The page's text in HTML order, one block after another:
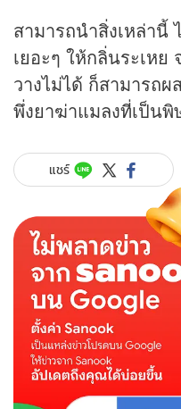
สามารถนำสิ่งเหล่านี้
เยอะๆ ให้กลิ่นระเห
วางไม่ได้ ก็สามารถ
พึ่งยาฆ่าแมลงที่เป็น
แชร์